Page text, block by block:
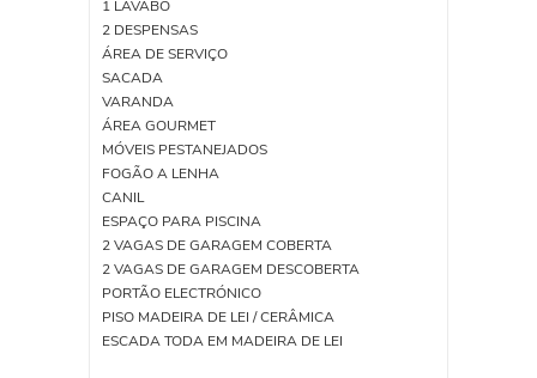
1 LAVABO
2 DESPENSAS
ÁREA DE SERVIÇO
SACADA
VARANDA
ÁREA GOURMET
MÓVEIS PESTANEJADOS
FOGÃO A LENHA
CANIL
ESPAÇO PARA PISCINA
2 VAGAS DE GARAGEM COBERTA
2 VAGAS DE GARAGEM DESCOBERTA
PORTÃO ELECTRÓNICO
PISO MADEIRA DE LEI / CERÂMICA
ESCADA TODA EM MADEIRA DE LEI